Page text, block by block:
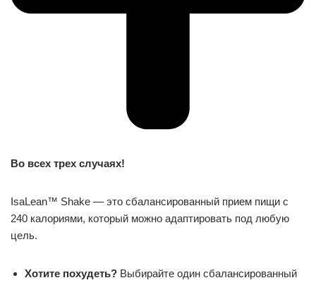
Во всех трех случаях!
IsaLean™ Shake — это сбалансированный прием пищи с
240 калориями, который можно адаптировать под любую
цель.
Хотите похудеть? Выбирайте один сбалансированный